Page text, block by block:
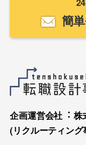
簡
企画運営会社︓
(リクルーティング